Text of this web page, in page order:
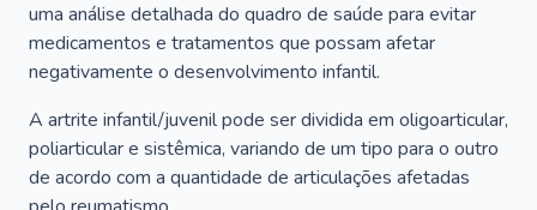
uma análise detalhada do quadro de saúde para evitar
medicamentos e tratamentos que possam afetar
negativamente o desenvolvimento infantil.
A artrite infantil/juvenil pode ser dividida em oligoarticular,
poliarticular e sistêmica, variando de um tipo para o outro
de acordo com a quantidade de articulações afetadas